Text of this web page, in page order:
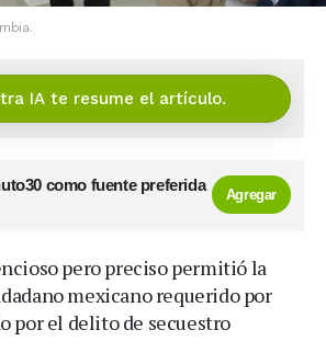
IA te resume el artículo.
como fuente preferida
Agregar
pero preciso permitió la
mexicano requerido por
por el delito de secuestro